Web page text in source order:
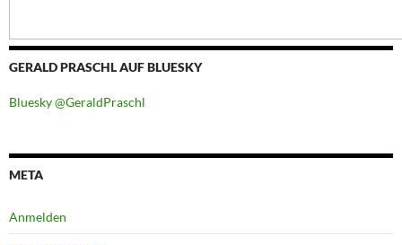
GERALD PRASCHL AUF BLUESKY
Bluesky @GeraldPraschl
META
Anmelden